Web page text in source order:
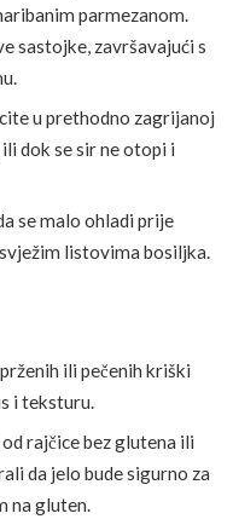
parmezanom.
sastojke, završavajući s
u prethodno zagrijanoj
dok se sir ne otopi i
se malo ohladi prije
listovima bosiljka.
ili pečenih kriški
i teksturu.
rajčice bez glutena ili
da jelo bude sigurno za
na gluten.